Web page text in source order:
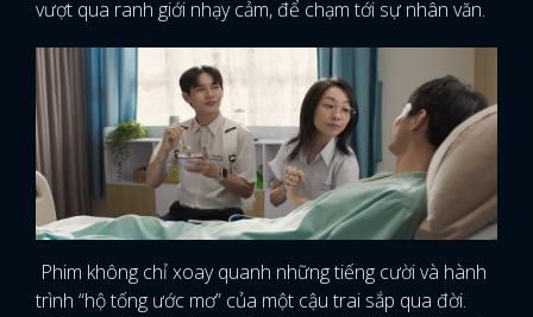
vượt qua ranh giới nhạy cảm, để chạm tới sự nhân văn.
Phim không chỉ xoay quanh những tiếng cười và hành
trình “hộ tống ước mơ” của một cậu trai sắp qua đời.